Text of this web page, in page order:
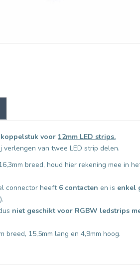
voor 12mm LED strips.
verlengen van twee LED strip delen.
breed, houd hier rekening mee in
connector heeft 6 contacten en is enkel
niet geschikt voor RGBW ledstrips
breed, 15,5mm lang en 4,9mm hoog.